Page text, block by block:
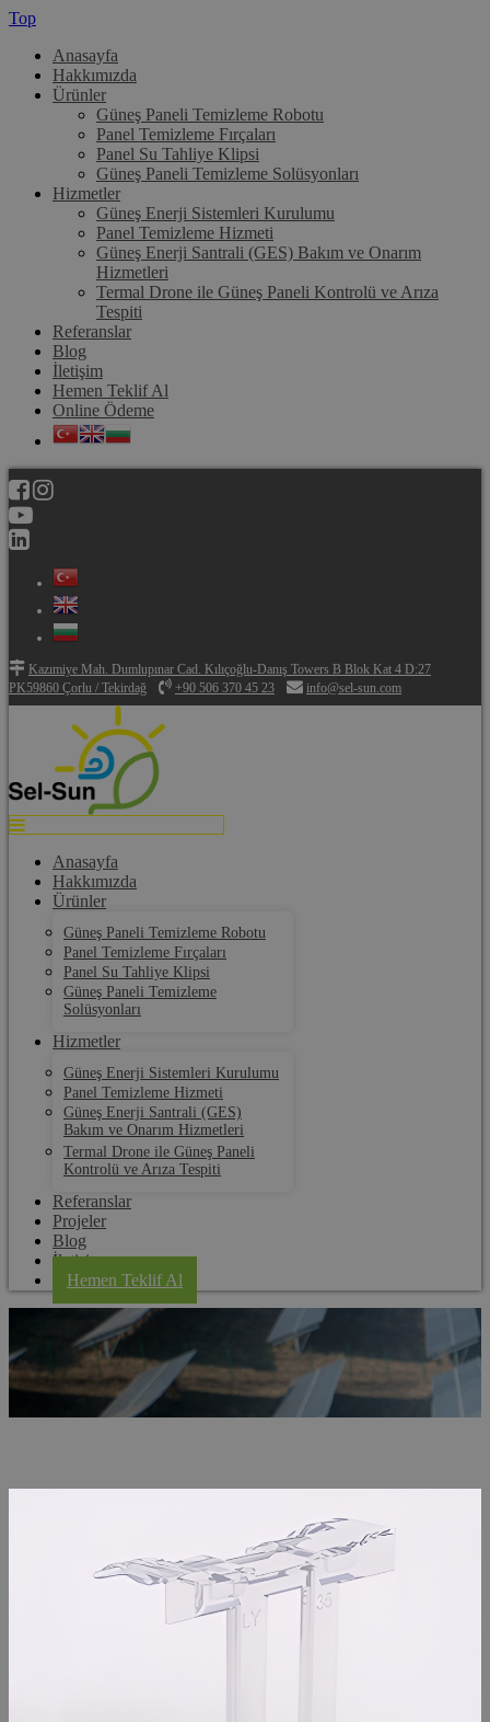
Top
Anasayfa
Hakkımızda
Ürünler
Güneş Paneli Temizleme Robotu
Panel Temizleme Fırçaları
Panel Su Tahliye Klipsi
Güneş Paneli Temizleme Solüsyonları
Hizmetler
Güneş Enerji Sistemleri Kurulumu
Panel Temizleme Hizmeti
Güneş Enerji Santrali (GES) Bakım ve Onarım
Hizmetleri
Termal Drone ile Güneş Paneli Kontrolü ve Arıza
Tespiti
Referanslar
Blog
İletişim
Hemen Teklif Al
Online Ödeme
Kazımiye Mah. Dumlupınar Cad. Kılıçoğlu-Danış Towers B Blok Kat 4 D:27
PK59860 Çorlu / Tekirdağ
+90 506 370 45 23 info@sel-sun.com
Anasayfa
Hakkımızda
Ürünler
Güneş Paneli Temizleme Robotu
Panel Temizleme Fırçaları
Panel Su Tahliye Klipsi
Güneş Paneli Temizleme
Solüsyonları
Hizmetler
Güneş Enerji Sistemleri Kurulumu
Panel Temizleme Hizmeti
Güneş Enerji Santrali (GES)
Bakım ve Onarım Hizmetleri
Termal Drone ile Güneş Paneli
Kontrolü ve Arıza Tespiti
Referanslar
Projeler
Blog
İletişim
Hemen Teklif Al